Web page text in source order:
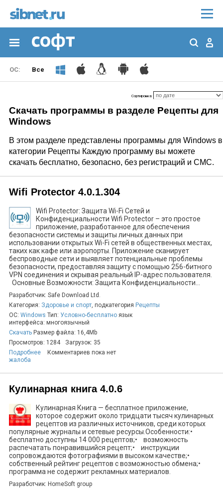
Все
Сортировка:
Скачать программы в разделе Рецепты для
Windows
В этом разделе представлены программы для Windows в
категории Рецепты Каждую программу вы можете
скачать бесплатно, безопасно, без регистраций и СМС.
Wifi Protector 4.0.1.304
Wifi Protector: Защита Wi-Fi Сетей и
Конфиденциальности Wifi Protector – это простое
приложение, разработанное для обеспечения
безопасности системы и защиты личных данных при
использовании открытых Wi-Fi сетей в общественных местах,
таких как кафе или аэропорты. Приложение сканирует
беспроводные сети и выявляет потенциальные проблемы
безопасности, предоставляя защиту с помощью 256-битного
VPN соединения и скрывая реальный IP-адрес пользователя.
Основные Возможности: Защита Конфиденциальности...
Разработчик: Safe Download Ltd.
Категория: Здоровье и спорт, подкатегория Рецепты
ОС: Windows Тип: Условно-бесплатно язык
интерфейса: многоязычный
Скачать Размер файла: 16,4Mb
Просмотров: 1284
Загрузок: 35
Подробнее
Комментариев пока нет
жалоба
Кулинарная книга 4.0.6
Кулинарная Книга — бесплатное приложение,
которое содержит около тридцати тысяч кулинарных
рецептов из различных источников, среди которых
популярные журналы и сетевые ресурсы.Особенности:•
бесплатно доступны 14 000 рецептов;• возможность
распечатать понравившийся рецепт;• инструкции
сопровождаются фотографиями в высоком качестве;•
собственный рейтинг рецептов с возможностью обмена;•
программа не содержит рекламных материалов.
Разработчик: HomeSoft group